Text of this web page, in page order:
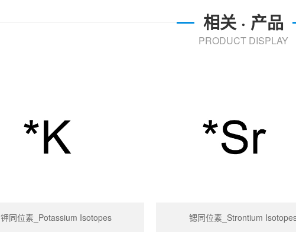
相关 · 产品
PRODUCT DISPLAY
钾同位素_Potassium Isotopes 锶同位素_Strontium